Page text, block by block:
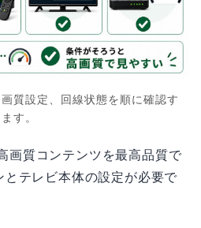
質設定、回線状態を順に確認す
す。
質コンテンツを最高品質で
テレビ本体の設定が必要で